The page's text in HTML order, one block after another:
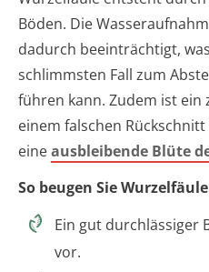
Böden. Die
dadurch beeinträchtigt,
schlimmsten Fall zum
führen kann. Zudem ist ein
einem falschen
eineausbleibende Blüte
So beugen Sie
Ein gut durchlässiger
vor.